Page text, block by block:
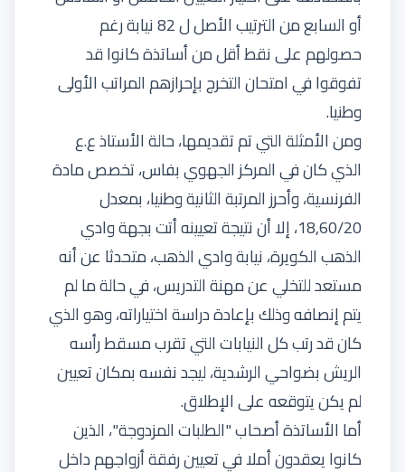
أو السابع من الترتيب الأصل ل 82 نيابة رغم
حصولهم على نقط أقل من أساتذة كانوا قد
تفوقوا في امتحان التخرج بإحرازهم المراتب الأولى
وطنيا.
ومن الأمثلة التي تم تقديمها، حالة الأستاذ ع.ع
الذي كان في المركز الجهوي بفاس، تخصص مادة
الفرنسية، وأحرز المرتبة الثانية وطنيا، بمعدل
18,60/20، إلا أن نتيجة تعيينه أتت بجهة وادي
الذهب الكويرة، نيابة وادي الذهب، متحدثا عن أنه
مستعد للتخلي عن مهنة التدريس، في حالة ما لم
يتم إنصافه وذلك بإعادة دراسة اختياراته، وهو الذي
كان قد رتب كل النيابات التي تقرب مسقط رأسه
الريش بضواحي الرشدية، ليجد نفسه بمكان تعيين
لم يكن يتوقعه على الإطلاق.
أما الأساتذة أصحاب "الطلبات المزدوجة"، الذين
كانوا يعقدون أملا في تعيين رفقة أزواجهم داخل